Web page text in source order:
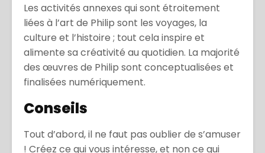
Les activités annexes qui sont étroitement
liées à l’art de Philip sont les voyages, la
culture et l’histoire ; tout cela inspire et
alimente sa créativité au quotidien. La majorité
des œuvres de Philip sont conceptualisées et
finalisées numériquement.
Conseils
Tout d’abord, il ne faut pas oublier de s’amuser
! Créez ce qui vous intéresse, et non ce qui